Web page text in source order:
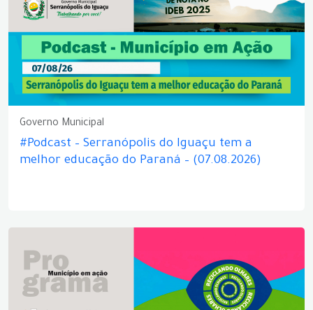
Governo Municipal
#Podcast – Serranópolis do Iguaçu tem a
melhor educação do Paraná – (07.08.2026)